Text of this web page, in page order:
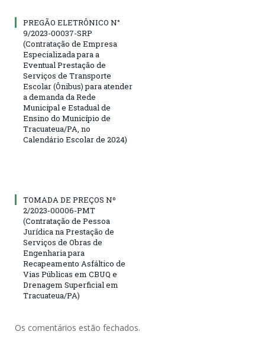
PREGÃO ELETRÔNICO N°
9/2023-00037-SRP
(Contratação de Empresa
Especializada para a
Eventual Prestação de
Serviços de Transporte
Escolar (Ônibus) para atender
a demanda da Rede
Municipal e Estadual de
Ensino do Município de
Tracuateua/PA, no
Calendário Escolar de 2024)
TOMADA DE PREÇOS Nº
2/2023-00006-PMT
(Contratação de Pessoa
Jurídica na Prestação de
Serviços de Obras de
Engenharia para
Recapeamento Asfáltico de
Vias Públicas em CBUQ e
Drenagem Superficial em
Tracuateua/PA)
Os comentários estão fechados.